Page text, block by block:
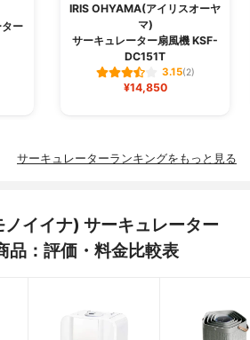
ー
IRIS OHYAMA(アイリスオーヤ
マ)
サーキュレーター扇風機 KSF-
DC151T
3.15(2)
¥14,850
サーキュレーターランキングをもっと見る
イイナ) サーキュレーター
：評価・料金比較表